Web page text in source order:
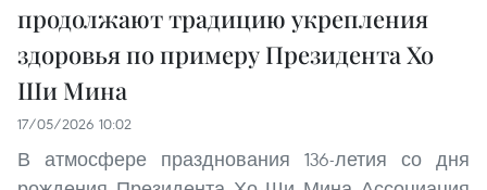
продолжают традицию укрепления
здоровья по примеру Президента Хо
Ши Мина
17/05/2026 10:02
В атмосфере празднования 136-летия со дня